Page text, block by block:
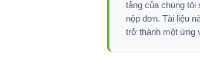
tảng của chúng tôi
nộp đơn. Tài liệu
trở thành một ứng